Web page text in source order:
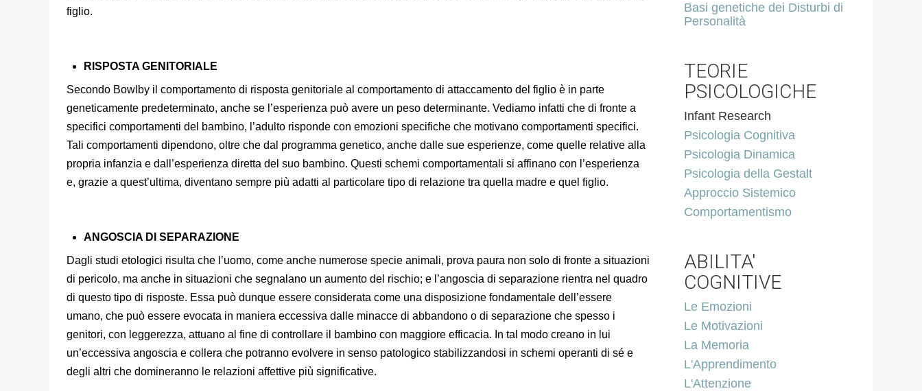
figlio.
RISPOSTA GENITORIALE
Secondo Bowlby il comportamento di risposta genitoriale al comportamento di attaccamento del figlio è in parte
geneticamente predeterminato, anche se l’esperienza può avere un peso determinante. Vediamo infatti che di fronte a
specifici comportamenti del bambino, l’adulto risponde con emozioni specifiche che motivano comportamenti specifici.
Tali comportamenti dipendono, oltre che dal programma genetico, anche dalle sue esperienze, come quelle relative alla
propria infanzia e dall’esperienza diretta del suo bambino. Questi schemi comportamentali si affinano con l’esperienza
e, grazie a quest’ultima, diventano sempre più adatti al particolare tipo di relazione tra quella madre e quel figlio.
ANGOSCIA DI SEPARAZIONE
Dagli studi etologici risulta che l’uomo, come anche numerose specie animali, prova paura non solo di fronte a situazioni
di pericolo, ma anche in situazioni che segnalano un aumento del rischio; e l’angoscia di separazione rientra nel quadro
di questo tipo di risposte. Essa può dunque essere considerata come una disposizione fondamentale dell’essere
umano, che può essere evocata in maniera eccessiva dalle minacce di abbandono o di separazione che spesso i
genitori, con leggerezza, attuano al fine di controllare il bambino con maggiore efficacia. In tal modo creano in lui
un’eccessiva angoscia e collera che potranno evolvere in senso patologico stabilizzandosi in schemi operanti di sé e
degli altri che domineranno le relazioni affettive più significative.
Basi genetiche dei Disturbi di
Personalità
TEORIE
PSICOLOGICHE
Infant Research
Psicologia Cognitiva
Psicologia Dinamica
Psicologia della Gestalt
Approccio Sistemico
Comportamentismo
ABILITA'
COGNITIVE
Le Emozioni
Le Motivazioni
La Memoria
L'Apprendimento
L'Attenzione